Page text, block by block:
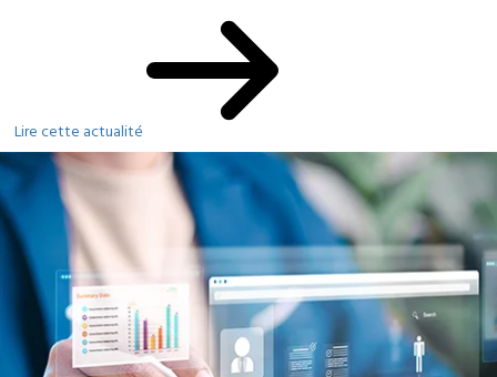
Lire cette actualité